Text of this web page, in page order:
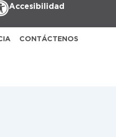
Accesibilidad
CONTÁCTENOS